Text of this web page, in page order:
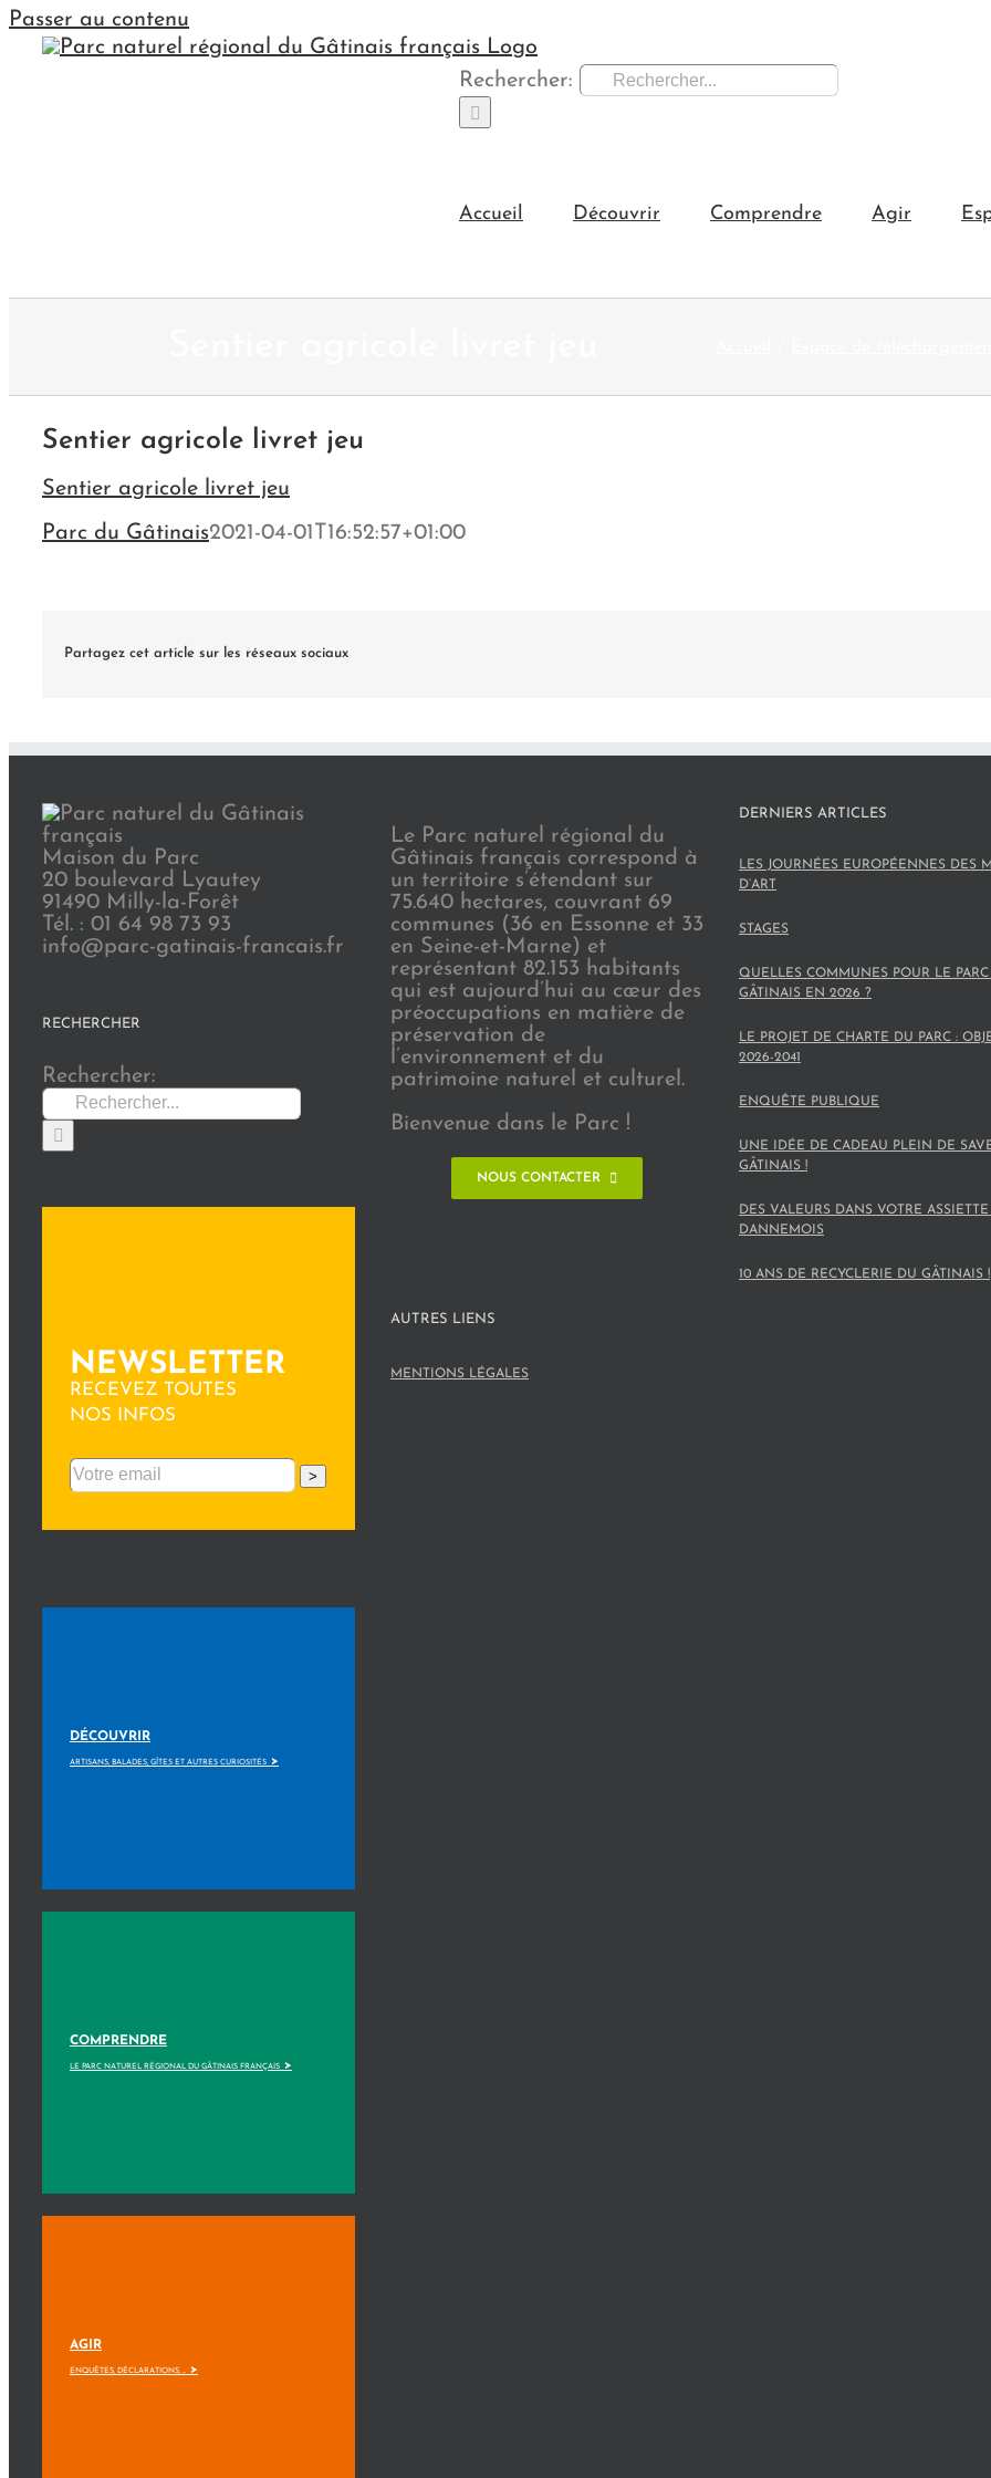
Passer au contenu
Rechercher:
Accueil Découvrir Comprendre Agir
Sentier agricole livret jeu
Sentier agricole livret jeu
Parc du Gâtinais2021-04-01T16:52:57+01:00
Partagez cet article sur les réseaux sociaux
Maison du Parc
20 boulevard Lyautey
91490 Milly-la-Forêt
Tél. : 01 64 98 73 93
info@parc-gatinais-francais.fr
RECHERCHER
Rechercher:
NEWSLETTER
RECEVEZ TOUTES
NOS INFOS
>
DÉCOUVRIR
ARTISANS, BALADES, GÎTES ET AUTRES CURIOSITÉS >
COMPRENDRE
LE PARC NATUREL RÉGIONAL DU GÂTINAIS FRANÇAIS >
AGIR
ENQUÊTES, DÉCLARATIONS, ... >
Le Parc naturel régional du
Gâtinais français correspond à
un territoire s’étendant sur
75.640 hectares, couvrant 69
communes (36 en Essonne et 33
en Seine-et-Marne) et
représentant 82.153 habitants
qui est aujourd’hui au cœur des
préoccupations en matière de
préservation de
l’environnement et du
patrimoine naturel et culturel.
Bienvenue dans le Parc !
NOUS CONTACTER
DERNIERS ARTICLES
LES JOURNÉES EUROPÉENNES DES
D’ART
STAGES
QUELLES COMMUNES POUR LE PARC
GÂTINAIS EN 2026 ?
LE PROJET DE CHARTE DU PARC :
2026-2041
ENQUÊTE PUBLIQUE
UNE IDÉE DE CADEAU PLEIN DE
GÂTINAIS !
DES VALEURS DANS VOTRE
DANNEMOIS
10 ANS DE RECYCLERIE DU GÂTINAIS !
AUTRES LIENS
MENTIONS LÉGALES